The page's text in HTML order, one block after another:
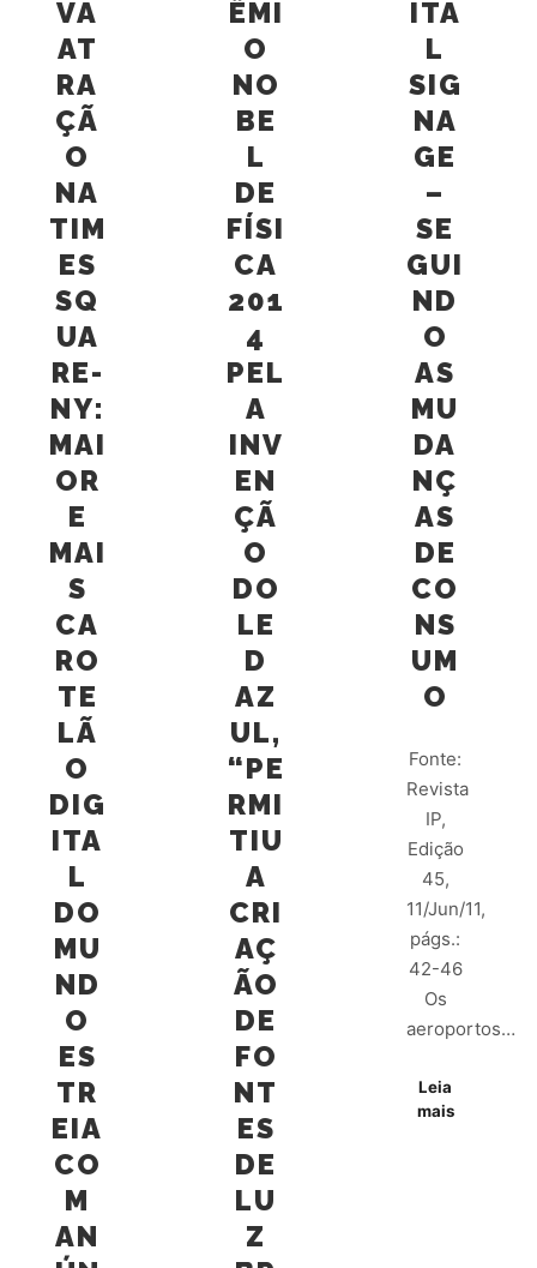
VA
AT
RA
ÇÃ
O
NA
TIM
ES
SQ
UA
RE-
NY:
MAI
OR
E
MAI
S
CA
RO
TE
LÃ
O
DIG
ITA
L
DO
MU
ND
O
ES
TR
EIA
CO
M
AN
ÊMI
O
NO
BE
L
DE
FÍSI
CA
201
4
PEL
A
INV
EN
ÇÃ
O
DO
LE
D
AZ
UL,
“PE
RMI
TIU
A
CRI
AÇ
ÃO
DE
FO
NT
ES
DE
LU
Z
ITA
L
SIG
NA
GE
–
SE
GUI
ND
O
AS
MU
DA
NÇ
AS
DE
CO
NS
UM
O
Fonte:
Revista
IP,
Edição
45,
11/Jun/11,
págs.:
42-46
Os
aeroportos…
Leia
mais